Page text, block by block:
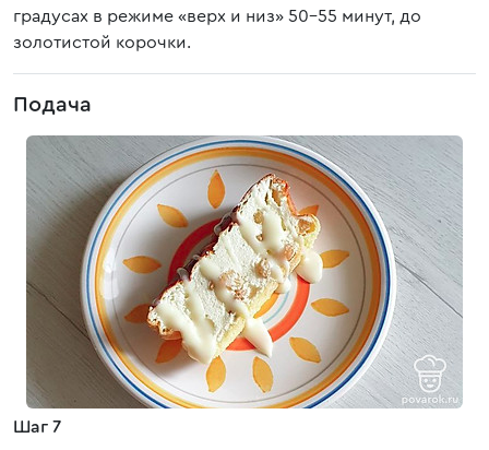
градусах в режиме «верх и низ» 50-55 минут, до
золотистой корочки.
Подача
Шаг 7